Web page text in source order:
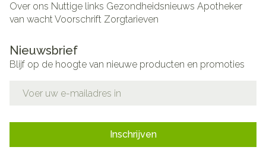
Over ons Nuttige links Gezondheidsnieuws Apotheker
van wachtVoorschrift Zorgtarieven
Nieuwsbrief
Blijf op de hoogte van nieuwe producten en promoties
Inschrijven